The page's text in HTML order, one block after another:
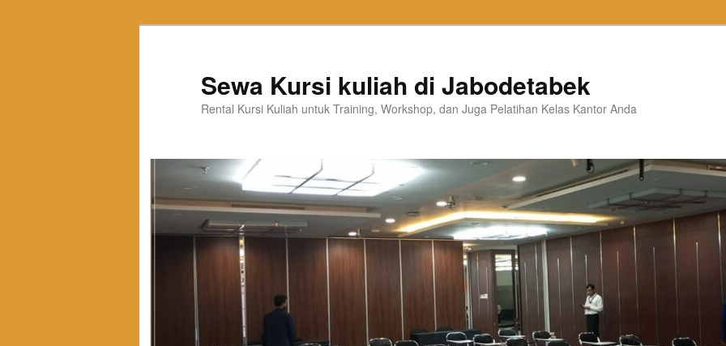
Sewa Kursi kuliah di Jabodetabek
Rental Kursi Kuliah untuk Training, Workshop, dan Juga Pelatihan Kelas Kantor Anda